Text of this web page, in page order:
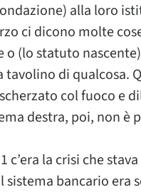
alla loro
ci dicono molte
o (lo statuto
tavolino di qualcosa.
col fuoco e
destra, poi, non è
c’era la crisi che
sistema bancario era